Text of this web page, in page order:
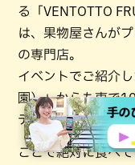
る「VENTOTTO
は、果物屋さんが
の専門店。
イベントでご紹介
園）」からも車で
デザートタイムに
ここで絶対に食べ